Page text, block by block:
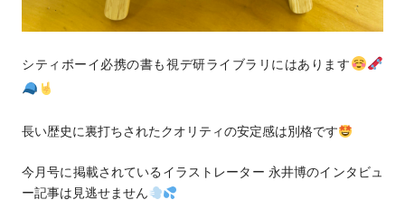
シティボーイ必携の書も視デ研ライブラリにはあります
長い歴史に裏打ちされたクオリティの安定感は別格です
今月号に掲載されているイラストレーター 永井博のインタビュ
ー記事は見逃せません